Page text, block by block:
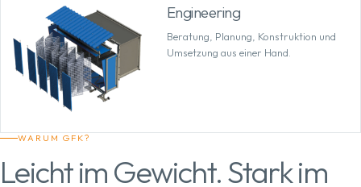
Engineering
Beratung, Planung, Konstruktion und
Umsetzung aus einer Hand.
WARUM GFK?
Leicht im Gewicht. Stark im